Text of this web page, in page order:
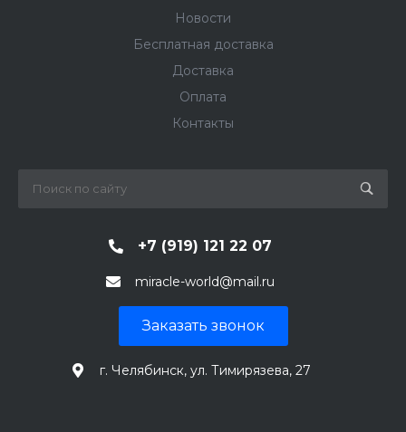
Новости
Бесплатная доставка
Доставка
Оплата
Контакты
+7 (919) 121 22 07
miracle-world@mail.ru
Заказать звонок
г. Челябинск, ул. Тимирязева, 27